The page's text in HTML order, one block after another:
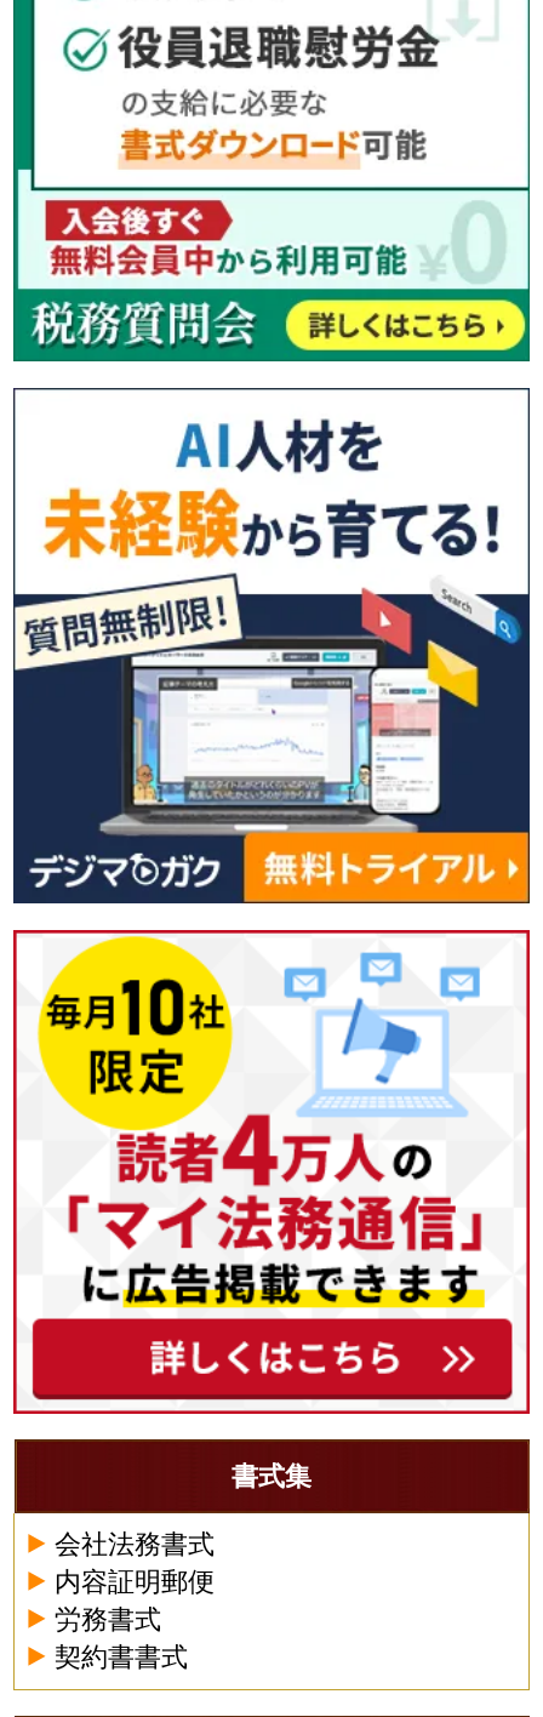
書式集
会社法務書式
内容証明郵便
労務書式
契約書書式